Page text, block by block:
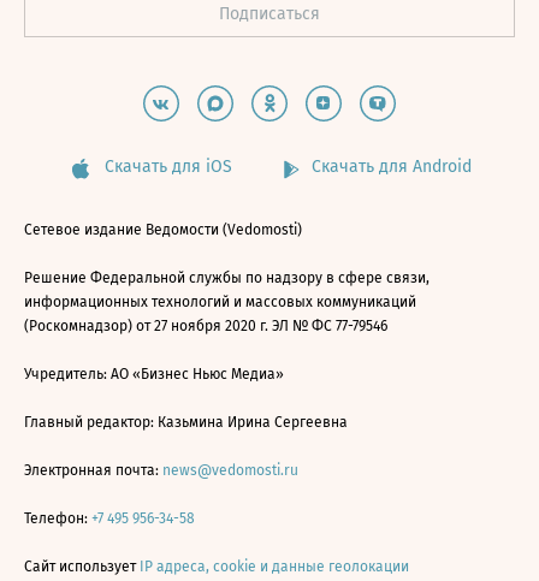
Скачать для iOS Скачать для Android
Сетевое издание Ведомости (Vedomosti)
Решение Федеральной службы по надзору в сфере связи,
информационных технологий и массовых коммуникаций
(Роскомнадзор) от 27 ноября 2020 г. ЭЛ № ФС 77-79546
Учредитель: АО «Бизнес Ньюс Медиа»
Главный редактор: Казьмина Ирина Сергеевна
Электронная почта: news@vedomosti.ru
Телефон: +7 495 956-34-58
Сайт использует IP адреса, cookie и данные геолокации